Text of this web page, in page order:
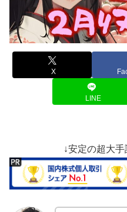
X
LINE
↓安定の超大手